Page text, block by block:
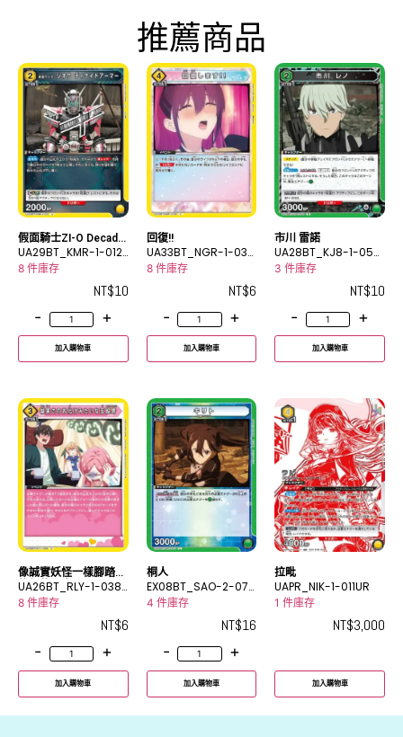
推薦商品
假面騎士ZI-O Decade
Armor
UA29BT_KMR-1-012
U
8 件庫存
NT$10
-
+
加入購物車
回復!!
UA33BT_NGR-1-036
C
8 件庫存
NT$6
-
+
加入購物車
市川 雷諾
UA28BT_KJ8-1-050
R
3 件庫存
NT$10
-
+
加入購物車
像誠實妖怪一樣腳踏五
條船的男人
UA26BT_RLY-1-038
C
8 件庫存
NT$6
-
+
加入購物車
桐人
EX08BT_SAO-2-071
U
4 件庫存
NT$16
-
+
加入購物車
拉毗
UAPR_NIK-1-011UR
1 件庫存
NT$3,000
加入購物車